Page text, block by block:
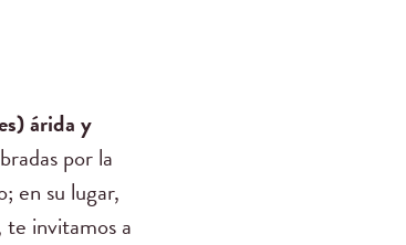
árida y
por la
en su lugar,
invitamos a